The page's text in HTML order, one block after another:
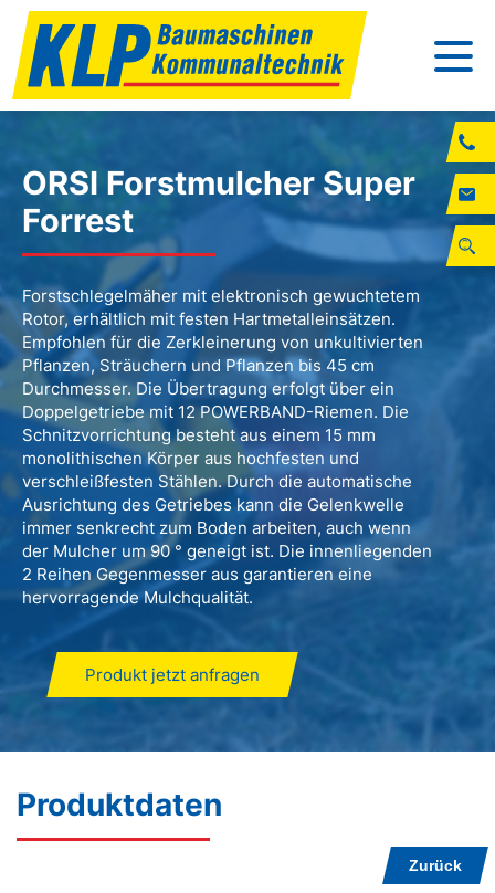
ORSI Forstmulcher Super
Forrest
Forstschlegelmäher mit elektronisch gewuchtetem
Rotor, erhältlich mit festen Hartmetalleinsätzen.
Empfohlen für die Zerkleinerung von unkultivierten
Pflanzen, Sträuchern und Pflanzen bis 45 cm
Durchmesser. Die Übertragung erfolgt über ein
Doppelgetriebe mit 12 POWERBAND-Riemen. Die
Schnitzvorrichtung besteht aus einem 15 mm
monolithischen Körper aus hochfesten und
verschleißfesten Stählen. Durch die automatische
Ausrichtung des Getriebes kann die Gelenkwelle
immer senkrecht zum Boden arbeiten, auch wenn
der Mulcher um 90 ° geneigt ist. Die innenliegenden
2 Reihen Gegenmesser aus garantieren eine
hervorragende Mulchqualität.
Produkt jetzt anfragen
Produktdaten
Zurück